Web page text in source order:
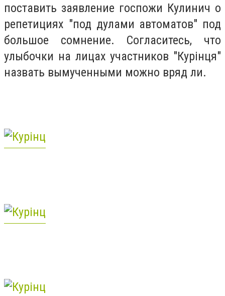
поставить заявление госпожи Кулинич о
репетициях "под дулами автоматов" под
большое сомнение. Согласитесь, что
улыбочки на лицах участников "Курiнця"
назвать вымученными можно вряд ли.